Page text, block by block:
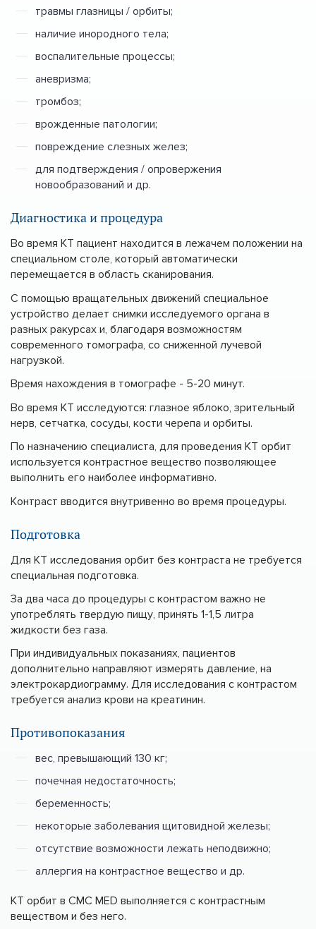
травмы глазницы / орбиты;
наличие инородного тела;
воспалительные процессы;
аневризма;
тромбоз;
врожденные патологии;
повреждение слезных желез;
для подтверждения / опровержения
новообразований и др.
Диагностика и процедура
Во время КТ пациент находится в лежачем положении на
специальном столе, который автоматически
перемещается в область сканирования.
С помощью вращательных движений специальное
устройство делает снимки исследуемого органа в
разных ракурсах и, благодаря возможностям
современного томографа, со сниженной лучевой
нагрузкой.
Время нахождения в томографе - 5-20 минут.
Во время КТ исследуются: глазное яблоко, зрительный
нерв, сетчатка, сосуды, кости черепа и орбиты.
По назначению специалиста, для проведения КТ орбит
используется контрастное вещество позволяющее
выполнить его наиболее информативно.
Контраст вводится внутривенно во время процедуры.
Подготовка
Для КТ исследования орбит без контраста не требуется
специальная подготовка.
За два часа до процедуры с контрастом важно не
употреблять твердую пищу, принять 1-1,5 литра
жидкости без газа.
При индивидуальных показаниях, пациентов
дополнительно направляют измерять давление, на
электрокардиограмму. Для исследования с контрастом
требуется анализ крови на креатинин.
Противопоказания
вес, превышающий 130 кг;
почечная недостаточность;
беременность;
некоторые заболевания щитовидной железы;
отсутствие возможности лежать неподвижно;
аллергия на контрастное вещество и др.
КТ орбит в CMC MED выполняется с контрастным
веществом и без него.